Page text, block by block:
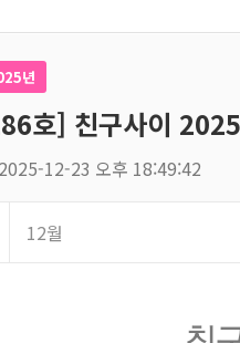
년
호] 친구사이
2025-12-23 오후 18:49:42
12월